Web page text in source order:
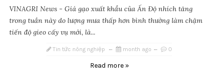
VINAGRI News - Giá gạo xuất khẩu của Ấn Độ nhích tăng
trong tuần này do lượng mưa thấp hơn bình thường làm chậm
tiến độ gieo cấy vụ mới, là...
Tin tức nông nghiệp month ago 0
Read more »